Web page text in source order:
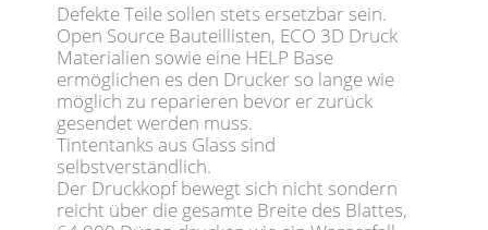
Defekte Teile sollen stets ersetzbar sein.
Open Source Bauteillisten, ECO 3D Druck
Materialien sowie eine HELP Base
ermöglichen es den Drucker so lange wie
möglich zu reparieren bevor er zurück
gesendet werden muss.
Tintentanks aus Glass sind
selbstverständlich.
Der Druckkopf bewegt sich nicht sondern
reicht über die gesamte Breite des Blattes,